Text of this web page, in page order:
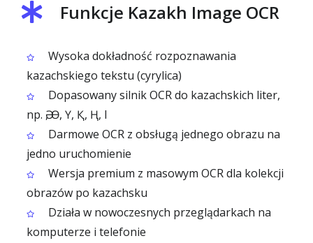
Funkcje Kazakh Image OCR
Wysoka dokładność rozpoznawania
kazachskiego tekstu (cyrylica)
Dopasowany silnik OCR do kazachskich liter,
np. Ә, Ө, Ү, Қ, Ң, І
Darmowe OCR z obsługą jednego obrazu na
jedno uruchomienie
Wersja premium z masowym OCR dla kolekcji
obrazów po kazachsku
Działa w nowoczesnych przeglądarkach na
komputerze i telefonie